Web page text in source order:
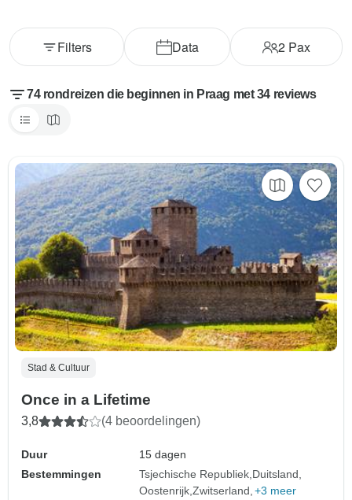
Data 2 Pax
Filters
74 rondreizen die beginnen in Praag met 34 reviews
Stad & Cultuur
Once in a Lifetime
3,8 (4 beoordelingen)
Duur
15 dagen
Bestemmingen
Tsjechische Republiek Duitsland
Oostenrijk Zwitserland +3 meer